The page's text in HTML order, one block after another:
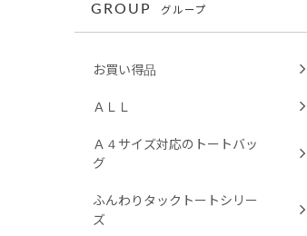
GROUP グループ
お買い得品
ＡＬＬ
Ａ４サイズ対応のトートバッ
グ
ふんわりタックトートシリー
ズ